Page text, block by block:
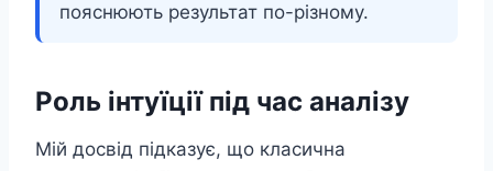
пояснюють результат по-різному.
Роль інтуїції під час аналізу
Мій досвід підказує, що класична